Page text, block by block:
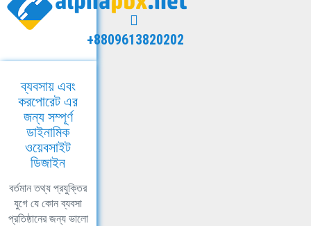
+8809613820202
ব্যবসায় এবং
করপোরেট এর
জন্য সম্পূর্ণ
ডাইনামিক
ওয়েবসাইট
ডিজাইন
বর্তমান তথ্য প্রযুক্তির
যুগে যে কোন ব্যবসা
প্রতিষ্ঠানের জন্য ভালো